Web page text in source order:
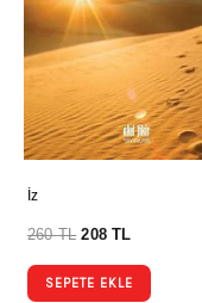
İz
260TL 208TL
SEPETE EKLE